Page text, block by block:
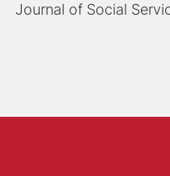
Journal of Social